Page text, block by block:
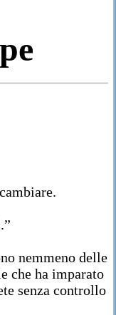
nemmeno delle
che ha imparato
senza controllo